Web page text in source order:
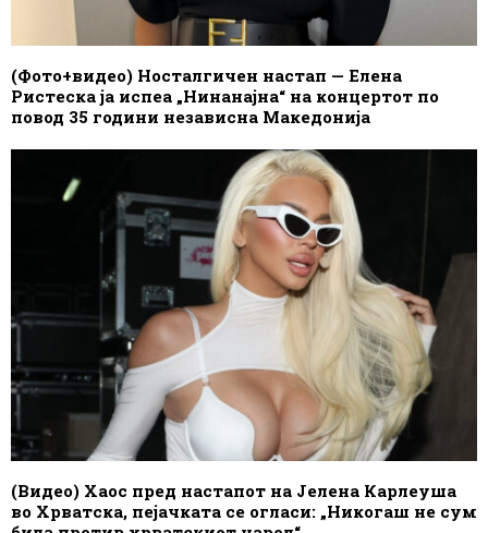
(Фото+видео) Носталгичен настап — Елена
Ристеска ја испеа „Нинанајна“ на концертот по
повод 35 години независна Македонија
(Видео) Хаос пред настапот на Јелена Карлеуша
во Хрватска, пејачката се огласи: „Никогаш не сум